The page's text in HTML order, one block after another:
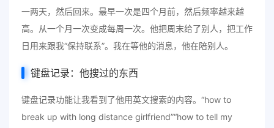
一两天，然后回来。最早一次是四个月前，然后频率越来越
高。从一个月一次变成每周一次。他把周末给了别人，把工作
日用来跟我“保持联系”。我在等他的消息，他在陪别人。
键盘记录：他搜过的东西
键盘记录功能让我看到了他用英文搜索的内容。“how to
break up with long distance girlfriend”“how to tell my